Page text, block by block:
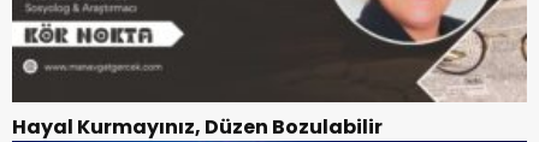
Hayal Kurmayınız, Düzen Bozulabilir